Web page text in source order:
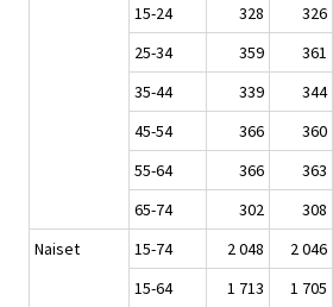
15-24
328 326
25-34
359 361
35-44
339 344
45-54
366 360
55-64
366 363
65-74
302 308
Naiset
15-74 2 048 2 046
15-64
1 713 1 705